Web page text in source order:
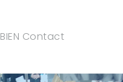
BIEN Contact